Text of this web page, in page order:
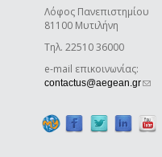
Λόφος Πανεπιστημίου
81100 Μυτιλήνη
Τηλ. 22510 36000
e-mail επικοινωνίας:
contactus@aegean.gr